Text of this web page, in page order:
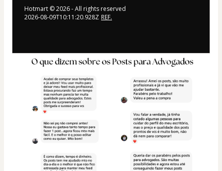
Hotmart ©2026- All rights reserved
2026-08-09T10:11:20.928Z REF.